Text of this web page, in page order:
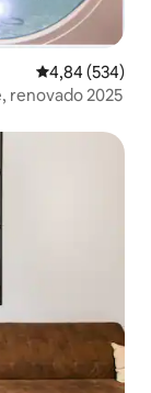
4,84 de uma
4,84 (534)
renovado 2025